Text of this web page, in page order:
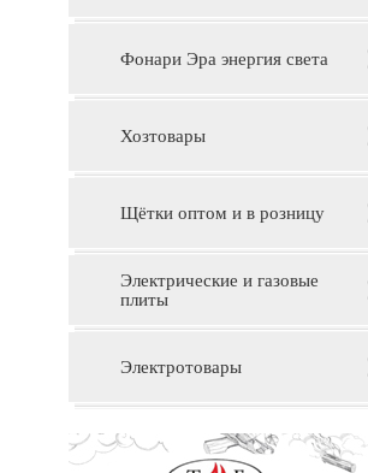
Фонари Эра энергия света
Хозтовары
Щётки оптом и в розницу
Электрические и газовые
плиты
Электротовары